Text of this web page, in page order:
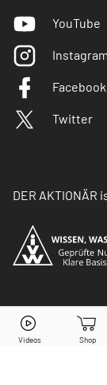
YouTube
Instagram
Facebook
Twitter
DER AKTIONÄR
©